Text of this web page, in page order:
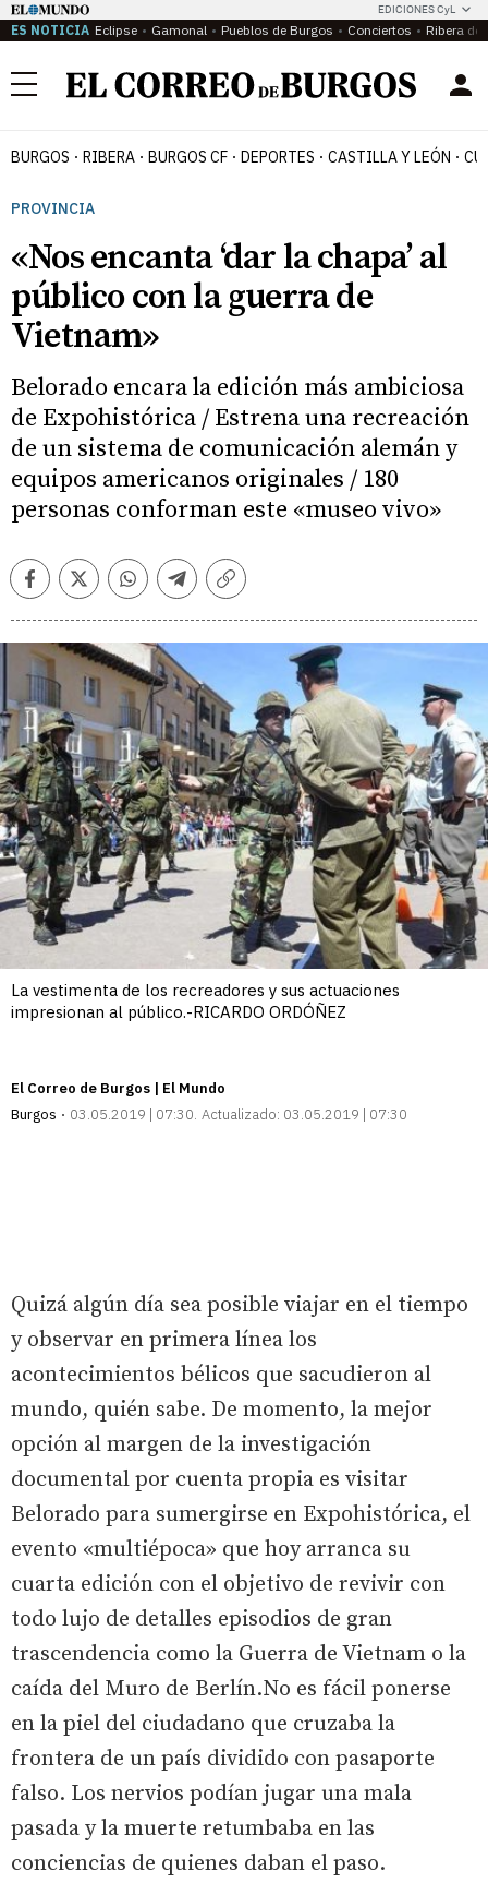
EDICIONES CyL
ES NOTICIA Eclipse Gamonal Pueblos de Burgos Conciertos Ribera del
Menú
BURGOS RIBERA BURGOS CF DEPORTES CASTILLA Y LEÓN
PROVINCIA
«Nos encanta ‘dar la chapa’ al
público con la guerra de
Vietnam»
Belorado encara la edición más ambiciosa
de Expohistórica / Estrena una recreación
de un sistema de comunicación alemán y
equipos americanos originales / 180
personas conforman este «museo vivo»
FacebookTwitterWhatsappTelegramCopiar
La vestimenta de los recreadores y sus actuaciones
impresionan al público.-RICARDO ORDÓÑEZ
El Correo de Burgos | El Mundo
Burgos
03.05.2019 | 07:30 Actualizado: 03.05.2019 | 07:30
Quizá algún día sea posible viajar en el tiempo
y observar en primera línea los
acontecimientos bélicos que sacudieron al
mundo, quién sabe. De momento, la mejor
opción al margen de la investigación
documental por cuenta propia es visitar
Belorado para sumergirse en Expohistórica, el
evento «multiépoca» que hoy arranca su
cuarta edición con el objetivo de revivir con
todo lujo de detalles episodios de gran
trascendencia como la Guerra de Vietnam o la
caída del Muro de Berlín.No es fácil ponerse
en la piel del ciudadano que cruzaba la
frontera de un país dividido con pasaporte
falso. Los nervios podían jugar una mala
pasada y la muerte retumbaba en las
conciencias de quienes daban el paso.